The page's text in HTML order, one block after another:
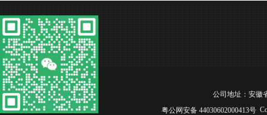
公司地址：安徽
粤公网安备 44030602000413号